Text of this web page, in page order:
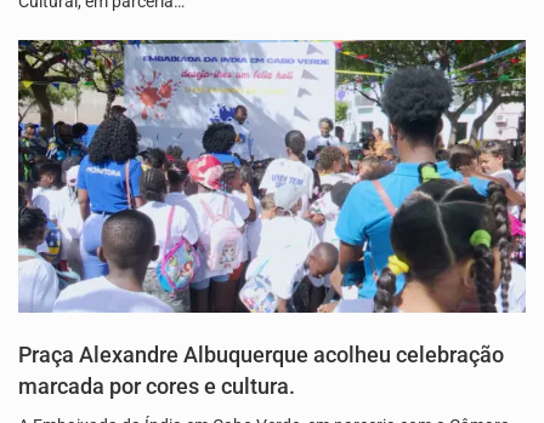
Praça Alexandre Albuquerque acolheu celebração
marcada por cores e cultura.